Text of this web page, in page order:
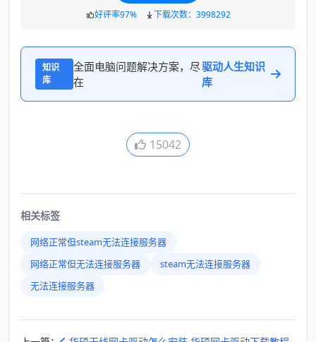
好评率97% 下载次数：3998292
知识
库
全面电脑问题解决方案，尽
在
驱动人生知识
库
15042
相关标签
网络正常但steam无法连接服务器
网络正常但无法连接服务器
steam无法连接服务器
无法连接服务器